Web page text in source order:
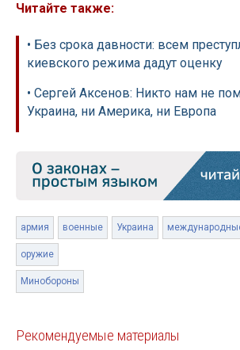
Читайте также:
• Без срока давности: всем
киевского режима дадут оценку
• Сергей Аксенов: Никто нам не
Украина, ни Америка, ни Европа
армия военные Украина
оружие
Минобороны
Рекомендуемые материалы